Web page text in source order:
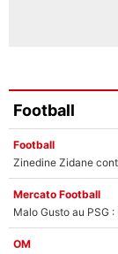
Football
Football
Mercato Football
OM